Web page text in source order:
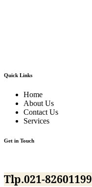
Quick Links
Home
About Us
Contact Us
Services
Get in Touch
Tlp.021-82601199